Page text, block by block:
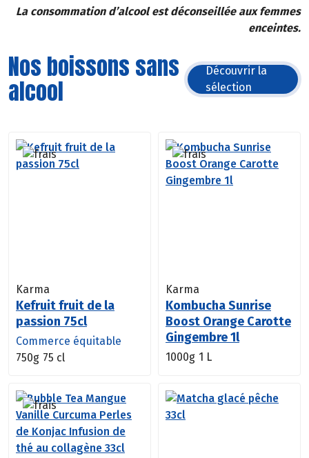
La consommation d’alcool est déconseillée aux femmes
enceintes.
Nos boissons sans
alcool
Découvrir la
sélection
Karma
Kefruit fruit de la
passion 75cl
Commerce équitable
750g 75 cl
Karma
Kombucha Sunrise
Boost Orange Carotte
Gingembre 1l
1000g 1 L